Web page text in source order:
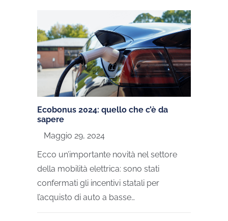
Ecobonus 2024: quello che c’è da
sapere
Maggio 29, 2024
Ecco un’importante novità nel settore
della mobilità elettrica: sono stati
confermati gli incentivi statali per
l’acquisto di auto a basse…